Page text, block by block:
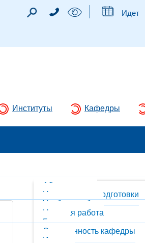
Идет
Институты Кафедры
Абитуриентам
Направления подготовки
Учебная работа
Научная работа
Гранты
Оснащенность кафедры
История